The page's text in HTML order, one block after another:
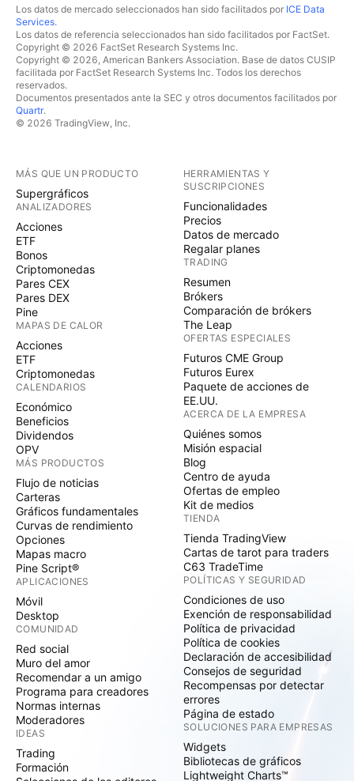
Los datos de mercado seleccionados han sido facilitados por ICE Data
Services.
Los datos de referencia seleccionados han sido facilitados por FactSet.
Copyright © 2026 FactSet Research Systems Inc.
Copyright © 2026, American Bankers Association. Base de datos CUSIP
facilitada por FactSet Research Systems Inc. Todos los derechos
reservados.
Documentos presentados ante la SEC y otros documentos facilitados por
Quartr.
© 2026 TradingView, Inc.
MÁS QUE UN PRODUCTO
Supergráficos
ANALIZADORES
Acciones
ETF
Bonos
Criptomonedas
Pares CEX
Pares DEX
Pine
MAPAS DE CALOR
Acciones
ETF
Criptomonedas
CALENDARIOS
Económico
Beneficios
Dividendos
OPV
MÁS PRODUCTOS
Flujo de noticias
Carteras
Gráficos fundamentales
Curvas de rendimiento
Opciones
Mapas macro
Pine Script®
APLICACIONES
Móvil
Desktop
COMUNIDAD
Red social
Muro del amor
Recomendar a un amigo
Programa para creadores
Normas internas
Moderadores
IDEAS
Trading
Formación
HERRAMIENTAS Y
SUSCRIPCIONES
Funcionalidades
Precios
Datos de mercado
Regalar planes
TRADING
Resumen
Brókers
Comparación de brókers
The Leap
OFERTAS ESPECIALES
Futuros CME Group
Futuros Eurex
Paquete de acciones de
EE.UU.
ACERCA DE LA EMPRESA
Quiénes somos
Misión espacial
Blog
Centro de ayuda
Ofertas de empleo
Kit de medios
TIENDA
Tienda TradingView
Cartas de tarot para traders
C63 TradeTime
POLÍTICAS Y SEGURIDAD
Condiciones de uso
Exención de responsabilidad
Política de privacidad
Política de cookies
Declaración de accesibilidad
Consejos de seguridad
Recompensas por detectar
errores
Página de estado
SOLUCIONES PARA EMPRESAS
Widgets
Bibliotecas de gráficos
Lightweight Charts™